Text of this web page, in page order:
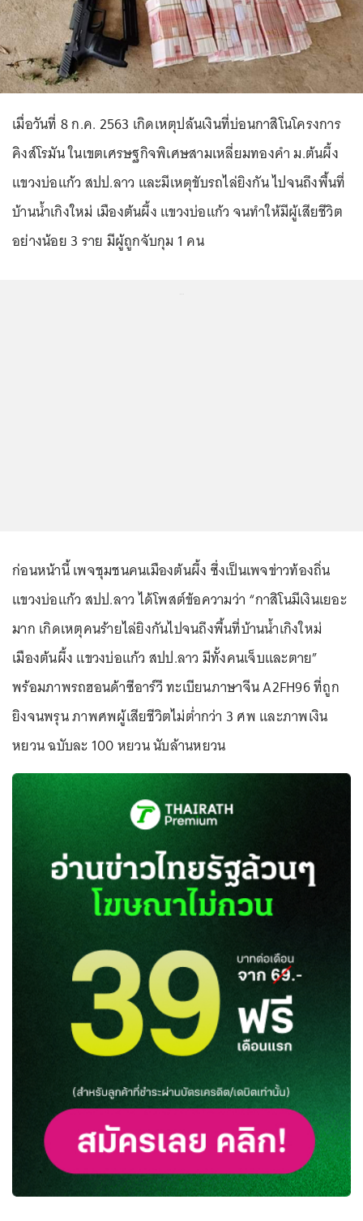
เมื่อวันที่ 8 ก.ค. 2563 เกิดเหตุปล้นเงินที่บ่อนกาสิโนโครงการ
คิงส์โรมัน ในเขตเศรษฐกิจพิเศษสามเหลี่ยมทองคำ ม.ต้นผึ้ง
แขวงบ่อแก้ว สปป.ลาว และมีเหตุขับรถไล่ยิงกัน ไปจนถึงพื้นที่
บ้านน้ำเกิงใหม่ เมืองต้นผึ้ง แขวงบ่อแก้ว จนทำให้มีผู้เสียชีวิต
อย่างน้อย 3 ราย มีผู้ถูกจับกุม 1 คน
ก่อนหน้านี้ เพจชุมชนคนเมืองต้นผึ้ง ซึ่งเป็นเพจข่าวท้องถิ่น
แขวงบ่อแก้ว สปป.ลาว ได้โพสต์ข้อความว่า “กาสิโนมีเงินเยอะ
มาก เกิดเหตุคนร้ายไล่ยิงกันไปจนถึงพื้นที่บ้านน้ำเกิงใหม่
เมืองต้นผึ้ง แขวงบ่อแก้ว สปป.ลาว มีทั้งคนเจ็บและตาย”
พร้อมภาพรถฮอนด้าซีอาร์วี ทะเบียนภาษาจีน A2FH96 ที่ถูก
ยิงจนพรุน ภาพศพผู้เสียชีวิตไม่ต่ำกว่า 3 ศพ และภาพเงิน
หยวน ฉบับละ 100 หยวน นับล้านหยวน